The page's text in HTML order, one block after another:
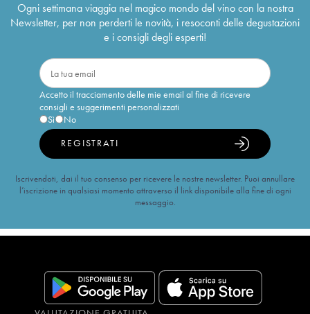
Ogni settimana viaggia nel magico mondo del vino con la nostra
Newsletter, per non perderti le novità, i resoconti delle degustazioni
e i consigli degli esperti!
Accetto il tracciamento delle mie email al fine di ricevere
consigli e suggerimenti personalizzati
Sì
No
REGISTRATI
Iscrivendoti, dai il tuo consenso per ricevere le nostre newsletter. Puoi annullare
l’iscrizione in qualsiasi momento attraverso il link disponibile alla fine di ogni
messaggio.